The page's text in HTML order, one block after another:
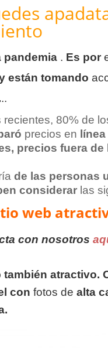
pandemia . Es por
están tomando
..
80% de
precios en línea
precios fuera de
de las personas
considerar las
web
con nosotros
también atractivo.
con fotos dealta